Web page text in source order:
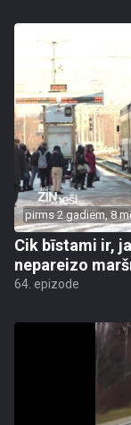
pirms 2 gadiem, 8
Cik bīstami ir,
nepareizo
64. epizode